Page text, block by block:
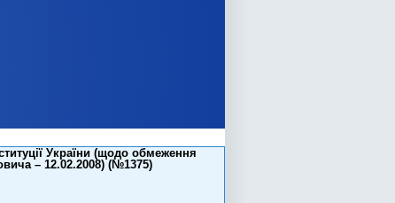
України (щодо обмеження
– 12.02.2008) (№1375)